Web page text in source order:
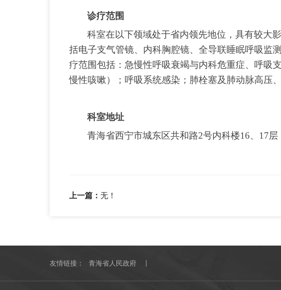
诊疗范围
科室在以下领域处于省内领先地位，具有较大
括电子支气管镜、内科胸腔镜、全导联睡眠呼吸监
疗范围包括：急慢性呼吸衰竭与内科危重症、呼吸
慢性咳嗽）；呼吸系统感染；肺栓塞及肺动脉高压
科室地址
青海省西宁市城东区共和路2号内科楼16、17层
上一篇： 无！
友情链接： 青海省人民政府